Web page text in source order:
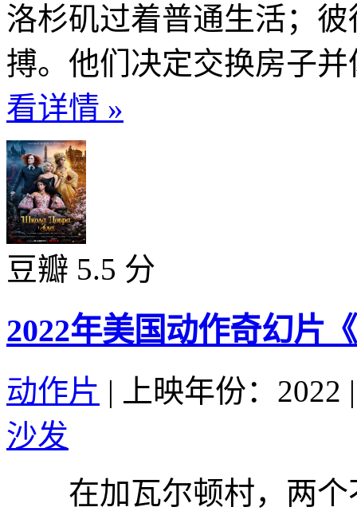
洛杉矶过着普通生活；
搏。他们决定交换房子
看详情 »
豆瓣 5.5 分
2022年美国动作奇幻片
动作片 | 上映年份：2022 |
沙发
在加瓦尔顿村，两个